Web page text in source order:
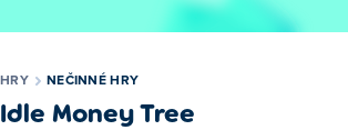
HRY NEČINNÉ HRY
Idle Money Tree